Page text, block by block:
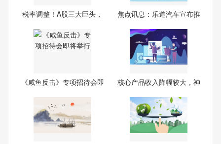
税率调整！A股三大巨头，
焦点讯息：乐道汽车宣布推
《咸鱼反击》专项招待会即
核心产品收入降幅较大，神